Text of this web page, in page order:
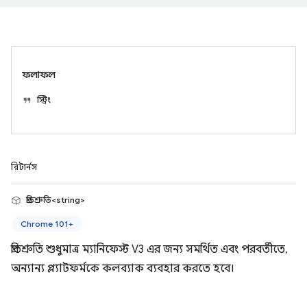
ফলাফল
স্ট্রিং
রিটার্নস
প্রতিশ্রুতি<string>
Chrome 101+
প্রতিশ্রুতি শুধুমাত্র ম্যানিফেস্ট V3 এর জন্য সমর্থিত এবং পরবর্তীতে,
অন্যান্য প্ল্যাটফর্মকে কলব্যাক ব্যবহার করতে হবে।